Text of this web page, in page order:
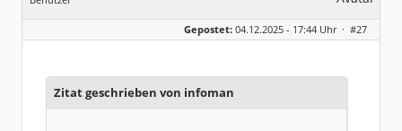
Geschlecht:
keine Angabe
Dabei seit:
10 / 2017
Gepostet: 04.12.2025 - 17:44 Uhr · #27
Zitat geschrieben von infoman